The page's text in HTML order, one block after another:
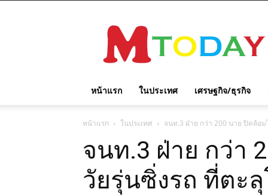
TODAY
หน้าแรก ในประเทศ เศรษฐกิจ/ธุรกิจ
หน้าแรก ในประเทศ จนท.3 ฝ่าย กว่า 200 นาย ปิดล้อ
จนท.3 ฝ่าย กว่า
วัยรุ่นซิ่งรถ ที่ตะ